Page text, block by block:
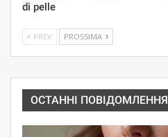
di pelle
PREV PROSSIMA
ОСТАННІ ПОВІДОМЛЕННЯ